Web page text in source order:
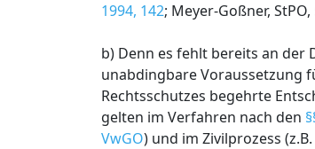
1994, 142; Meyer-Goßner, StPO,
b) Denn es fehlt bereits an der
unabdingbare Voraussetzung
Rechtsschutzes begehrte
gelten im Verfahren nach den
VwGO) und im Zivilprozess (z.B.